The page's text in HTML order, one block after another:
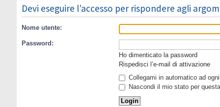
Devi eseguire l’accesso per rispondere agli
Nome utente:
Password:
Ho dimenticato la password
Rispedisci l’e-mail di attivazione
Collegami in automatico ad
Nascondi il mio stato per